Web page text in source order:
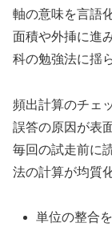
軸の意味を言語
面積や外挿に進
科の勉強法に揺
頻出計算のチェ
誤答の原因が表
毎回の試走前に
法の計算が均質
単位の整合